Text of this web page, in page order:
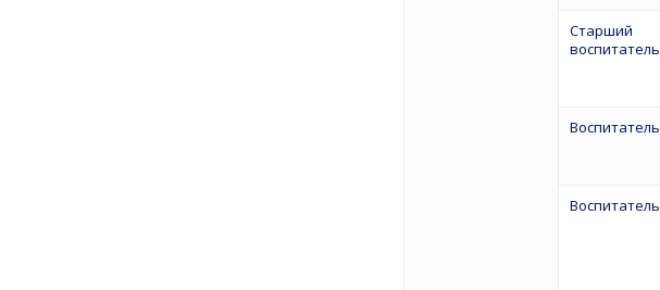
Старший
воспитатель
Воспитатель
Воспитатель